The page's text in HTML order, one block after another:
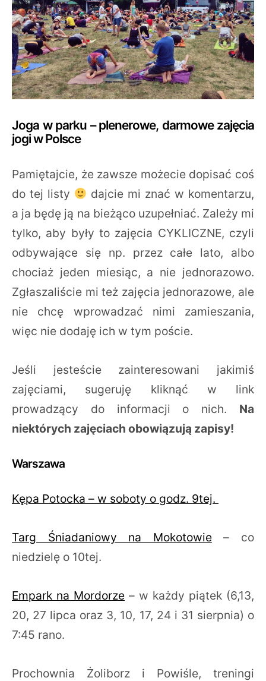
Joga w parku – plenerowe, darmowe zajęcia
jogi w Polsce
Pamiętajcie, że zawsze możecie dopisać coś
do tej listy
dajcie mi znać w komentarzu,
a ja będę ją na bieżąco uzupełniać. Zależy mi
tylko, aby były to zajęcia CYKLICZNE, czyli
odbywające się np. przez całe lato, albo
chociaż jeden miesiąc, a nie jednorazowo.
Zgłaszaliście mi też zajęcia jednorazowe, ale
nie chcę wprowadzać nimi zamieszania,
więc nie dodaję ich w tym poście.
Jeśli jesteście zainteresowani jakimiś
zajęciami, sugeruję kliknąć w link
prowadzący do informacji o nich. Na
niektórych zajęciach obowiązują zapisy!
Warszawa
Kępa Potocka – w soboty o godz. 9tej.
Targ Śniadaniowy na Mokotowie– co
niedzielę o 10tej.
Empark na Mordorze – w każdy piątek (6,13,
20, 27 lipca oraz 3, 10, 17, 24 i 31 sierpnia) o
7:45 rano.
Prochownia Żoliborz i Powiśle, treningi